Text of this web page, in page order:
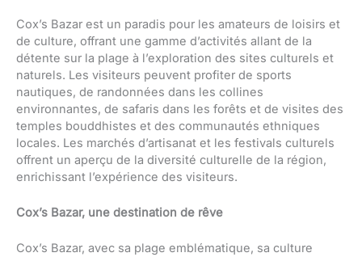
Cox’s Bazar est un paradis pour les amateurs de loisirs et
de culture, offrant une gamme d’activités allant de la
détente sur la plage à l’exploration des sites culturels et
naturels. Les visiteurs peuvent profiter de sports
nautiques, de randonnées dans les collines
environnantes, de safaris dans les forêts et de visites des
temples bouddhistes et des communautés ethniques
locales. Les marchés d’artisanat et les festivals culturels
offrent un aperçu de la diversité culturelle de la région,
enrichissant l’expérience des visiteurs.
Cox’s Bazar, une destination de rêve
Cox’s Bazar, avec sa plage emblématique, sa culture